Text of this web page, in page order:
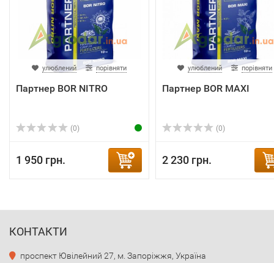
улюблений порівняти
Партнер BOR NITRO
(0)
1 950 грн.
улюблений порівняти
Партнер BOR MAXI
(0)
2 230 грн.
КОНТАКТИ
проспект Ювілейний 27, м. Запоріжжя, Україна